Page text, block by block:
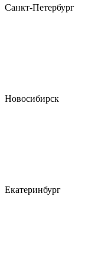
Санкт-Петербург
Новосибирск
Екатеринбург